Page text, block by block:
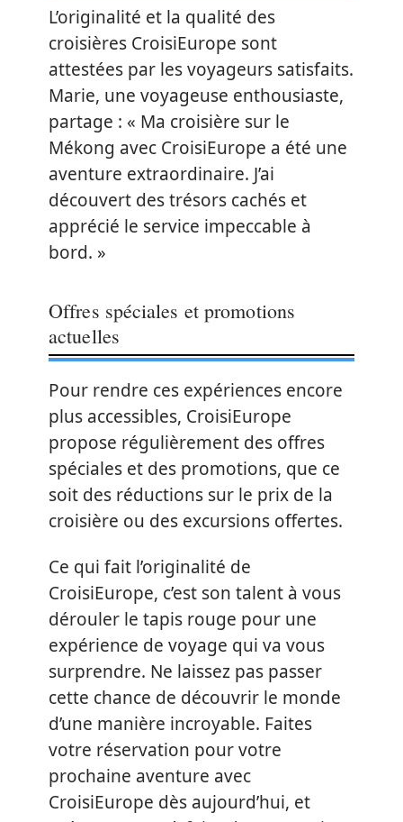
L’originalité et la qualité des
croisières CroisiEurope sont
attestées par les voyageurs satisfaits.
Marie, une voyageuse enthousiaste,
partage : « Ma croisière sur le
Mékong avec CroisiEurope a été une
aventure extraordinaire. J’ai
découvert des trésors cachés et
apprécié le service impeccable à
bord. »
Offres spéciales et promotions
actuelles
Pour rendre ces expériences encore
plus accessibles, CroisiEurope
propose régulièrement des offres
spéciales et des promotions, que ce
soit des réductions sur le prix de la
croisière ou des excursions offertes.
Ce qui fait l’originalité de
CroisiEurope, c’est son talent à vous
dérouler le tapis rouge pour une
expérience de voyage qui va vous
surprendre. Ne laissez pas passer
cette chance de découvrir le monde
d’une manière incroyable. Faites
votre réservation pour votre
prochaine aventure avec
CroisiEurope dès aujourd’hui, et